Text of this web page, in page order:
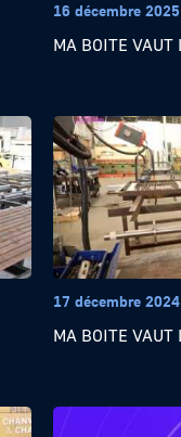
16 décembre 2025
MA BOITE VAUT
17 décembre 2024
MA BOITE VAUT